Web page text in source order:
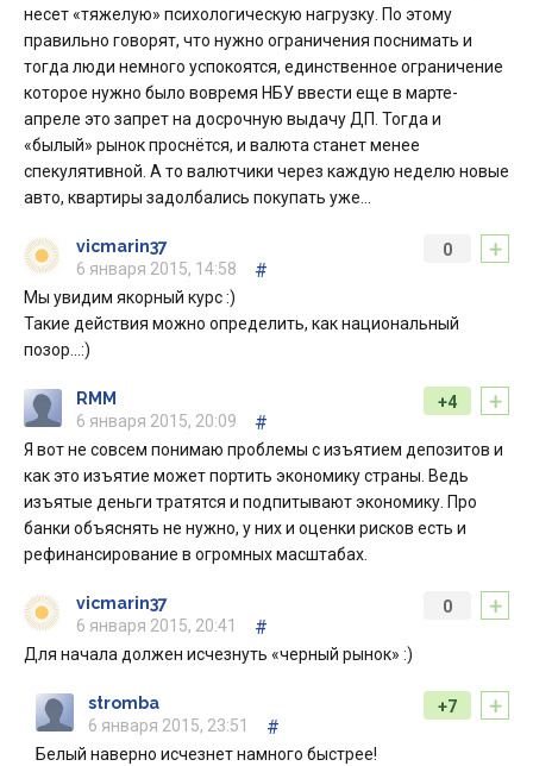
несет «тяжелую» психологическую нагрузку. По этому
правильно говорят, что нужно ограничения поснимать и
тогда люди немного успокоятся, единственное ограничение
которое нужно было вовремя НБУ ввести еще в марте-
апреле это запрет на досрочную выдачу ДП. Тогда и
«былый» рынок проснётся, и валюта станет менее
спекулятивной. А то валютчики через каждую неделю новые
авто, квартиры задолбались покупать уже…
+
0
vicmarin37
6 января 2015, 14:58
#
Мы увидим якорный курс :)
Такие действия можно определить, как национальный
позор...:)
+
+4
RMM
6 января 2015, 20:09
#
Я вот не совсем понимаю проблемы с изъятием депозитов и
как это изъятие может портить экономику страны. Ведь
изъятые деньги тратятся и подпитывают экономику. Про
банки объяснять не нужно, у них и оценки рисков есть и
рефинансирование в огромных масштабах.
+
0
vicmarin37
6 января 2015, 20:41
#
Для начала должен исчезнуть «черный рынок» :)
+
+7
stromba
6 января 2015, 23:51
#
Белый наверно исчезнет намного быстрее!